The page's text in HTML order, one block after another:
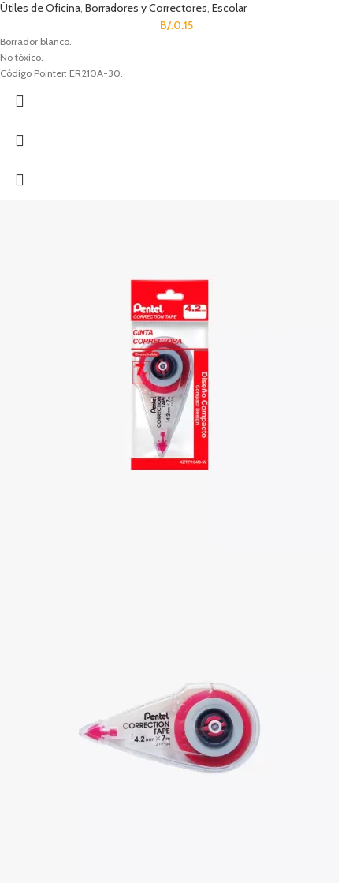
Útiles de Oficina, Borradores y Correctores, Escolar
B/.0.15
Borrador blanco.
No tóxico.
Código Pointer: ER210A-30.